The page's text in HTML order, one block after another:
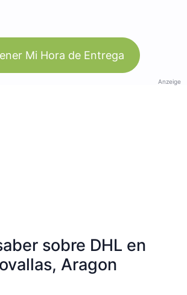
Mi Hora de Entrega
Anzeige
sobre DHL en
Aragon